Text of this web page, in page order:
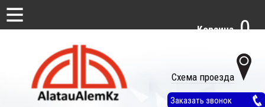
Схема проезда
Заказать звонок
Корзина 0